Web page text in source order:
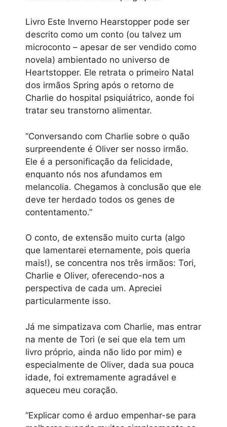
Livro Este Inverno Hearstopper pode ser
descrito como um conto (ou talvez um
microconto – apesar de ser vendido como
novela) ambientado no universo de
Heartstopper. Ele retrata o primeiro Natal
dos irmãos Spring após o retorno de
Charlie do hospital psiquiátrico, aonde foi
tratar seu transtorno alimentar.
“Conversando com Charlie sobre o quão
surpreendente é Oliver ser nosso irmão.
Ele é a personificação da felicidade,
enquanto nós nos afundamos em
melancolia. Chegamos à conclusão que ele
deve ter herdado todos os genes de
contentamento.”
O conto, de extensão muito curta (algo
que lamentarei eternamente, pois queria
mais!), se concentra nos três irmãos: Tori,
Charlie e Oliver, oferecendo-nos a
perspectiva de cada um. Apreciei
particularmente isso.
Já me simpatizava com Charlie, mas entrar
na mente de Tori (e sei que ela tem um
livro próprio, ainda não lido por mim) e
especialmente de Oliver, dada sua pouca
idade, foi extremamente agradável e
aqueceu meu coração.
“Explicar como é arduo empenhar-se para